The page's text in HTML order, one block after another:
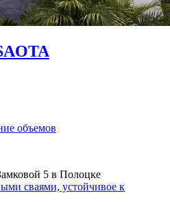
объемов
5 в Полоцке
сваями, устойчивое к